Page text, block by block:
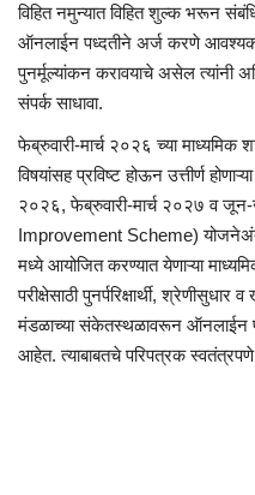
विहित नमुन्यात विहित शुल्क भरून
ऑनलाईन पध्दतीने अर्ज करणे आवश्यक
पुनर्मूल्यांकन करावयाचे असेल त्यांनी
संपर्क साधावा.
फेब्रुवारी-मार्च २०२६ च्या माध्यमिक
विषयांसह प्रविष्ट होऊन उत्तीर्ण
२०२६, फेब्रुवारी-मार्च २०२७ व
Improvement Scheme)
मध्ये आयोजित करण्यात येणाऱ्या
परीक्षेसाठी पुनर्परिक्षार्थी, श्रेणीसुधार व
मंडळाच्या संकेतस्थळावरून ऑनलाईन
आहेत. त्याबाबतचे परिपत्रक स्वतंत्रपणे